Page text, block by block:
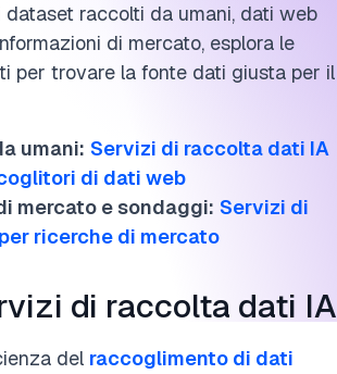
dataset raccolti da umani, dati web
di mercato, esplora le
per trovare la fonte dati giusta per il
umani: Servizi di raccolta dati IA
di dati web
mercato e sondaggi: Servizi di
ricerche di mercato
di raccolta dati IA
del raccoglimento di dati